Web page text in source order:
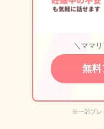
＼ママ
無料
※一部プレ